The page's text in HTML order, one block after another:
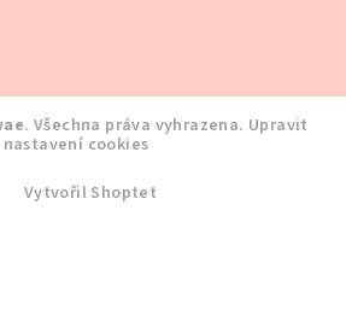
. Všechna práva vyhrazena. Upravit
nastavení cookies
Vytvořil Shoptet